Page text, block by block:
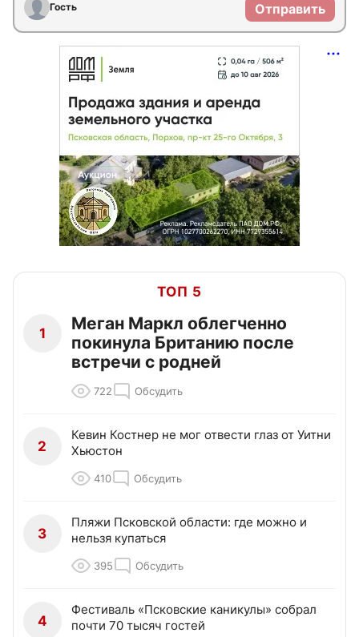
Гость Отправить
ТОП 5
1
Меган Маркл облегченно
покинула Британию после
встречи с родней
722 Обсудить
2
Кевин Костнер не мог отвести глаз от Уитни
Хьюстон
410 Обсудить
3
Пляжи Псковской области: где можно и
нельзя купаться
395 Обсудить
4
Фестиваль «Псковские каникулы» собрал
почти 70 тысяч гостей